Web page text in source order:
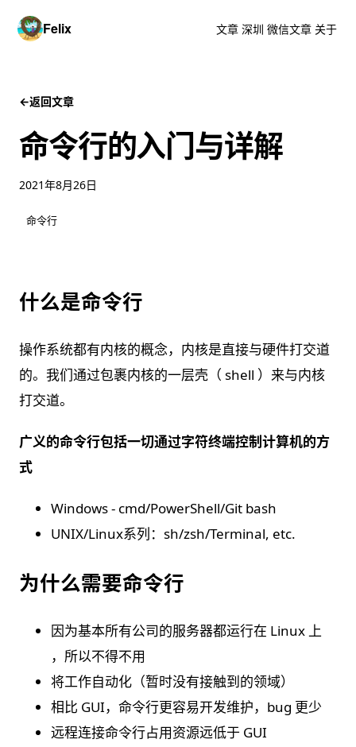
Felix 文章 深圳 微信文章 关于
←返回文章
命令行的入门与详解
2021年8月26日
命令行
什么是命令行
操作系统都有内核的概念，内核是直接与硬件打交道
的。我们通过包裹内核的一层壳（ shell ）来与内核
打交道。
广义的命令行包括一切通过字符终端控制计算机的⽅
式
Windows - cmd/PowerShell/Git bash
UNIX/Linux系列：sh/zsh/Terminal, etc.
为什么需要命令行
因为基本所有公司的服务器都运⾏在 Linux 上
，所以不得不用
将工作自动化（暂时没有接触到的领域）
相比 GUI，命令行更容易开发维护，bug 更少
远程连接命令行占用资源远低于 GUI